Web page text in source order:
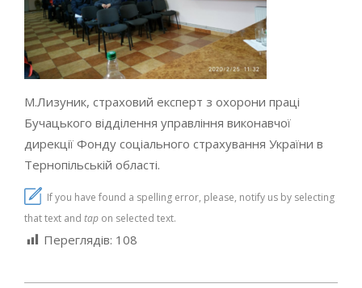
М.Лизуник, страховий експерт з охорони праці
Бучацького відділення управління виконавчої
дирекції Фонду соціального страхування України в
Тернопільській області.
If you have found a spelling error, please, notify us by selecting
that text and tap on selected text.
Переглядів: 108